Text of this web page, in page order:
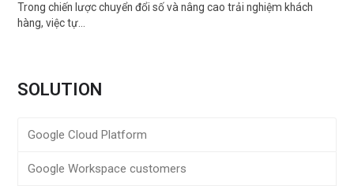
Trong chiến lược chuyển đổi số và nâng cao trải nghiệm khách
hàng, việc tự…
SOLUTION
Google Cloud Platform
Google Workspace customers